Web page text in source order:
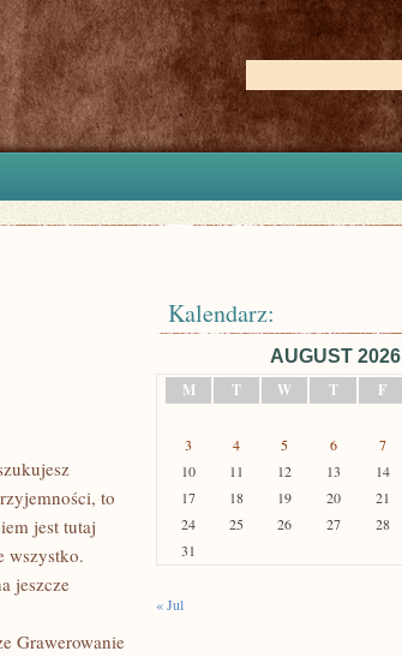
to
jest tutaj
wszystko.
jeszcze
Grawerowanie
Kalendarz:
AUGUST 2026
M
T W T F
3
4 5 6 7
10
11 12 13 14
17
18 19 20 21
24
25 26 27 28
31
« Jul